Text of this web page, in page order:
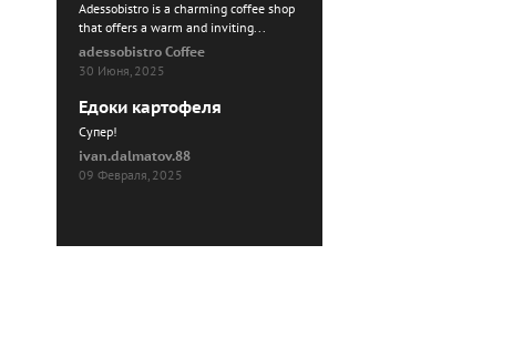
Adessobistro is a charming coffee shop
that offers a warm and inviting...
adessobistro Coffee
30 Июня, 2025
Едоки картофеля
Cупер!
ivan.dalmatov.88
09 Февраля, 2025